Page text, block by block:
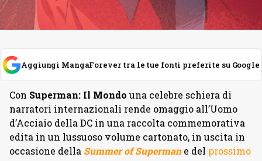
Aggiungi MangaForever tra le tue fonti preferite su Google
Con Superman: Il Mondo una celebre schiera di
narratori internazionali rende omaggio all’Uomo
d’Acciaio della DC in una raccolta commemorativa
edita in un lussuoso volume cartonato, in uscita in
occasione della Summer of Supermane del prossimo